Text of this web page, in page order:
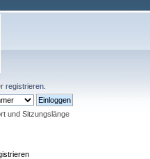
registrieren.
und Sitzungslänge